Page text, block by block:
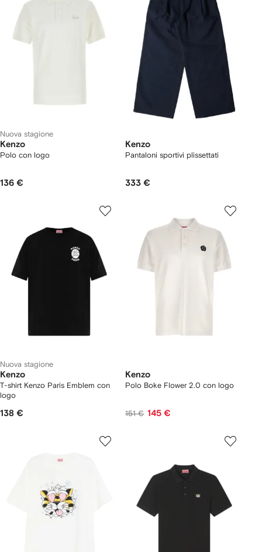
Nuova stagione
Kenzo
Polo con logo
136 €
Kenzo
Pantaloni sportivi plissettati
333 €
Nuova stagione
Kenzo
T-shirt Kenzo Paris Emblem con
logo
138 €
Kenzo
Polo Boke Flower 2.0 con logo
151 € 145 €